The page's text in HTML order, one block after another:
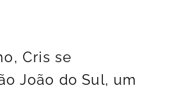
Cris se
João do Sul, um